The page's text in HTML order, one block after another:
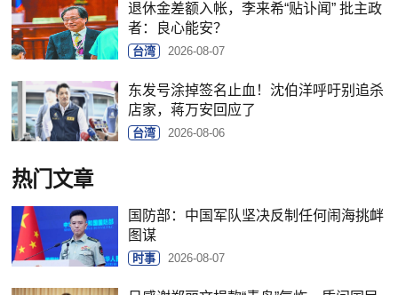
退休金差额入帐，李来希“贴讣闻” 批主政
者：良心能安？
台湾 2026-08-07
东发号涂掉签名止血！沈伯洋呼吁别追杀
店家，蒋万安回应了
台湾 2026-08-06
热门文章
国防部：中国军队坚决反制任何闹海挑衅
图谋
时事 2026-08-07